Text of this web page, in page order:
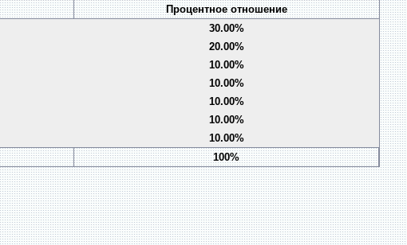
Процентное отношение
30.00%
20.00%
10.00%
10.00%
10.00%
10.00%
10.00%
100%